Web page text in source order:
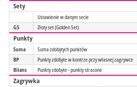
Sety
Ustawienie w danym secie
GS
Złoty set (Golden Set)
Punkty
Suma
Suma zdobytych punktów
BP
Punkty zdobyte w kontrze przy własnej zagrywce
Bilans
Punkty zdobyte - punkty stracone
Zagrywka